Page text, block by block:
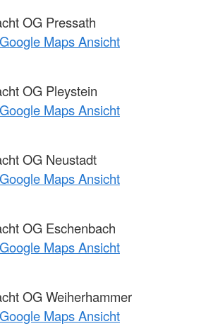
OG Pressath
Maps Ansicht
OG Pleystein
Maps Ansicht
OG Neustadt
Maps Ansicht
OG Eschenbach
Maps Ansicht
OG Weiherhammer
Maps Ansicht